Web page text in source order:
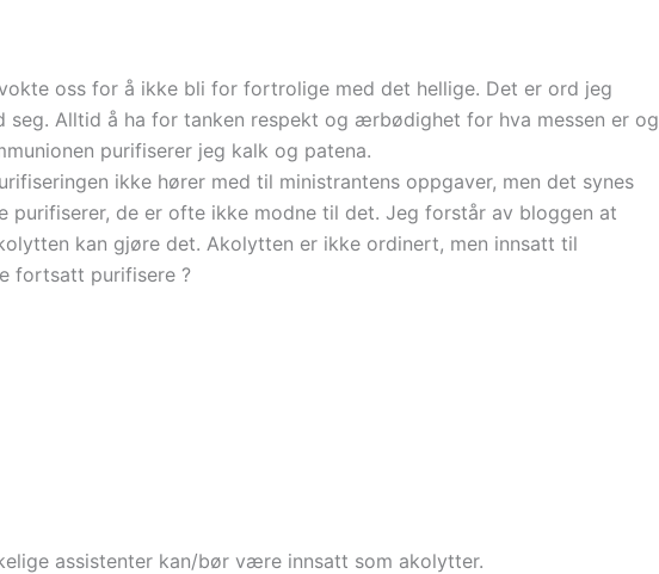
oss for å ikke bli for fortrolige med det hellige. Det er ord jeg
Alltid å ha for tanken respekt og ærbødighet for hva messen er og
purifiserer jeg kalk og patena.
ikke hører med til ministrantens oppgaver, men det synes
purifiserer, de er ofte ikke modne til det. Jeg forstår av bloggen at
kan gjøre det. Akolytten er ikke ordinert, men innsatt til
fortsatt purifisere ?
assistenter kan/bør være innsatt som akolytter.